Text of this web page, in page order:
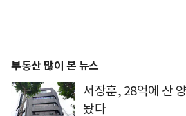
부동산 많이 본 뉴스
서장훈, 28억에 산
놨다